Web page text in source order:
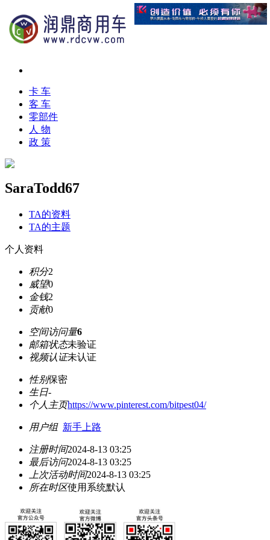
卡 车
客 车
零部件
人 物
政 策
SaraTodd67
TA的资料
TA的主题
个人资料
积分2
威望0
金钱2
贡献0
空间访问量6
邮箱状态未验证
视频认证未认证
性别保密
生日-
个人主页https://www.pinterest.com/bitpest04/
用户组 新手上路
注册时间2024-8-13 03:25
最后访问2024-8-13 03:25
上次活动时间2024-8-13 03:25
所在时区使用系统默认